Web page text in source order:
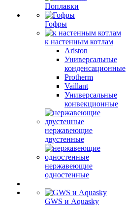
Поплавки
Гофры
к настенным котлам
Ariston
Универсальные
конденсационные
Protherm
Vaillant
Универсальные
конвекционные
нержавеющие
двустенные
нержавеющие
одностенные
GWS и Aquasky